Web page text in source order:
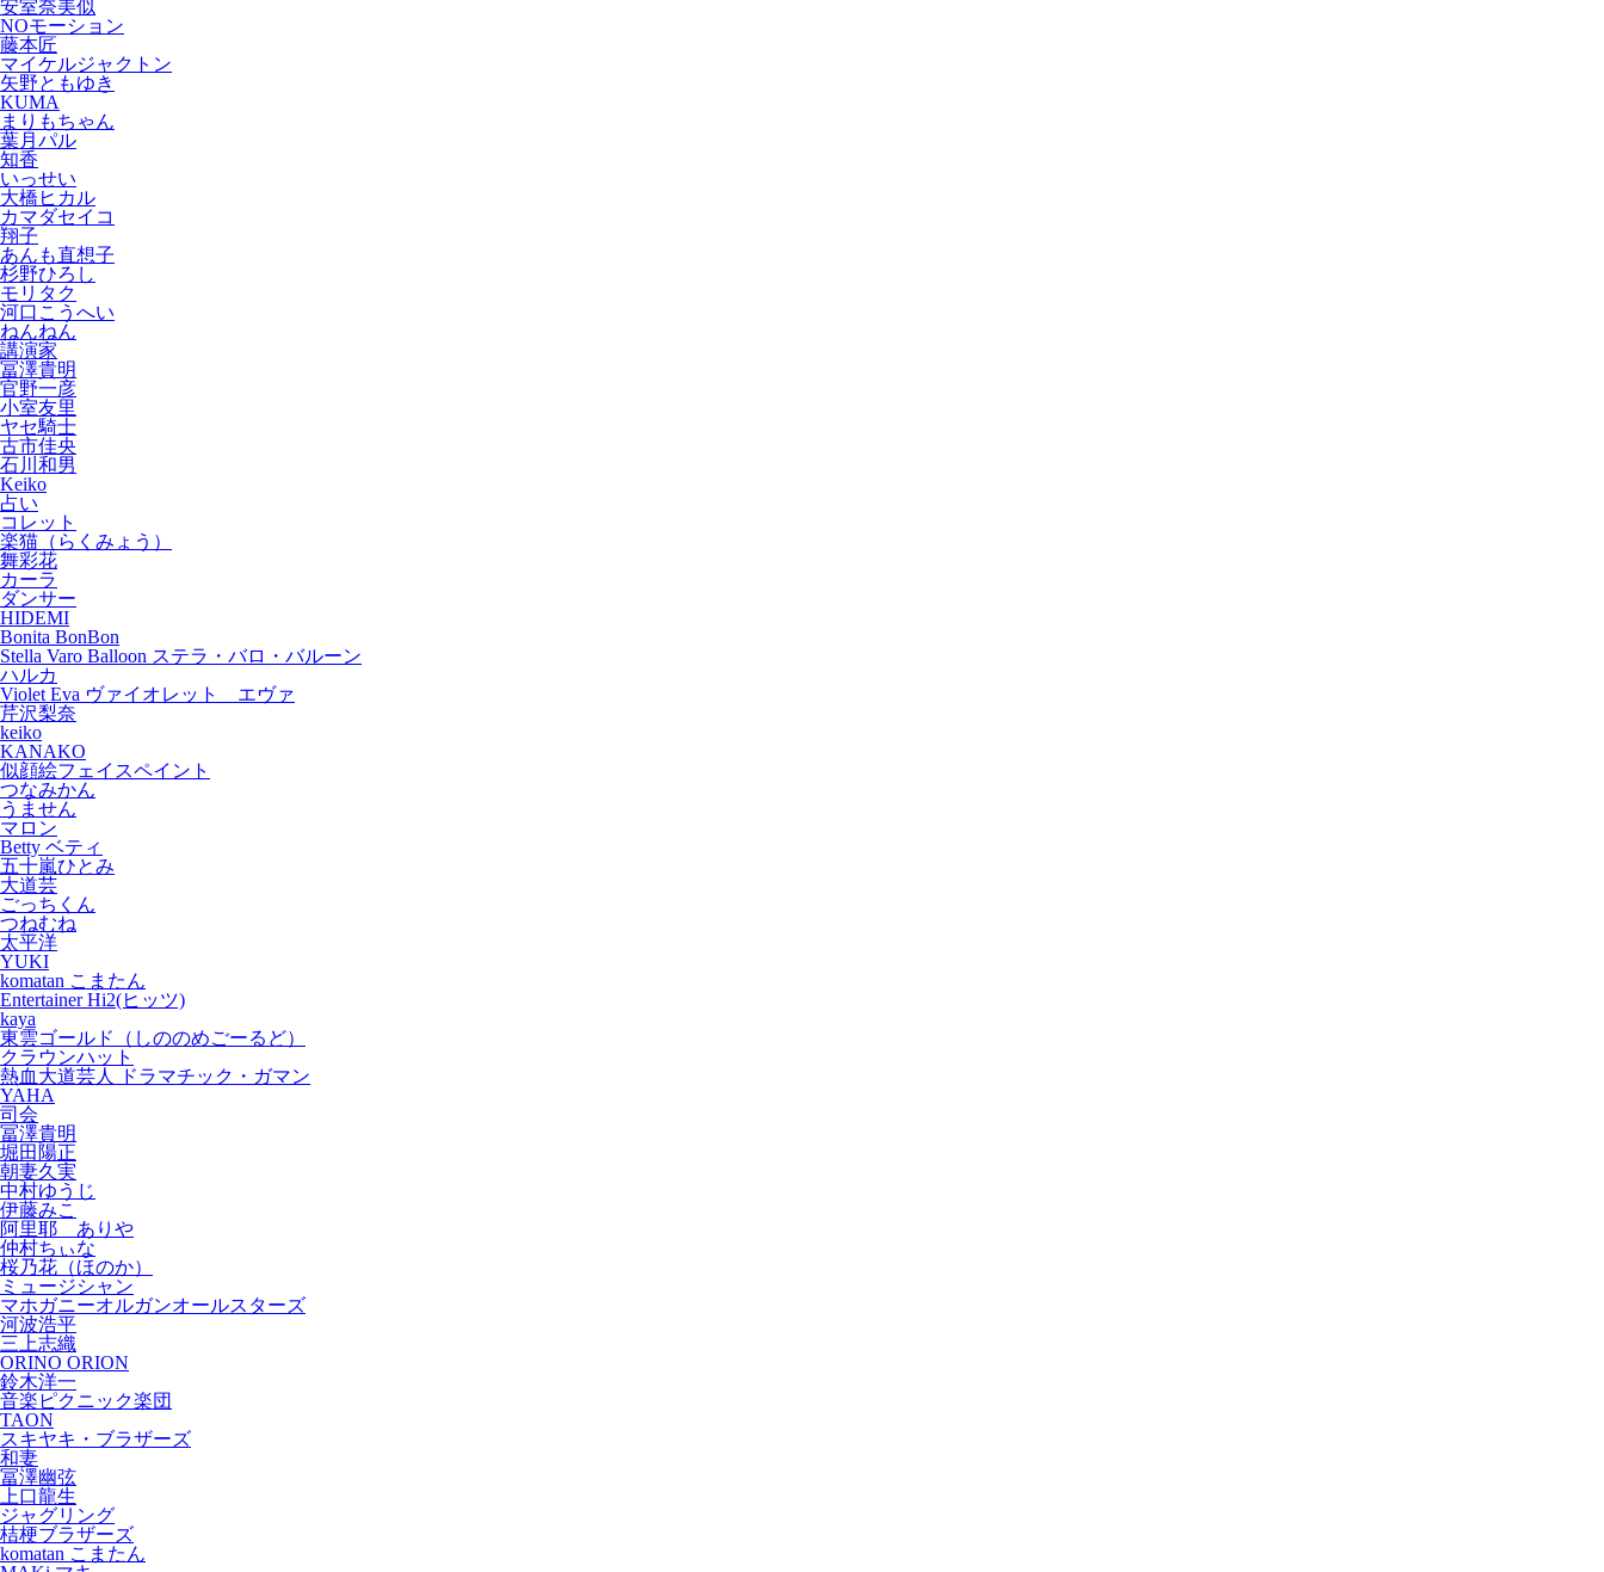
安室奈美似
NOモーション
藤本匠
マイケルジャクトン
矢野ともゆき
KUMA
まりもちゃん
葉月パル
知香
いっせい
大橋ヒカル
カマダセイコ
翔子
あんも直想子
杉野ひろし
モリタク
河口こうへい
ねんねん
講演家
冨澤貴明
官野一彦
小室友里
ヤセ騎士
古市佳央
石川和男
Keiko
占い
コレット
楽猫（らくみょう）
舞彩花
カーラ
ダンサー
HIDEMI
Bonita BonBon
Stella Varo Balloon ステラ・バロ・バルーン
ハルカ
Violet Eva ヴァイオレット エヴァ
芹沢梨奈
keiko
KANAKO
似顔絵フェイスペイント
つなみかん
うません
マロン
Betty ベティ
五十嵐ひとみ
大道芸
ごっちくん
つねむね
太平洋
YUKI
komatan こまたん
Entertainer Hi2(ヒッツ)
kaya
東雲ゴールド（しののめごーるど）
クラウンハット
熱血大道芸人 ドラマチック・ガマン
YAHA
司会
冨澤貴明
堀田陽正
朝妻久実
中村ゆうじ
伊藤みこ
阿里耶 ありや
仲村ちぃな
桜乃花（ほのか）
ミュージシャン
マホガニーオルガンオールスターズ
河波浩平
三上志織
ORINO ORION
鈴木洋一
音楽ピクニック楽団
TAON
スキヤキ・ブラザーズ
和妻
冨澤幽弦
上口龍生
ジャグリング
桔梗ブラザーズ
komatan こまたん